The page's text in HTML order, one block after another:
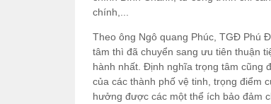
chính,...
Theo ông Ngô quang Phúc, TGĐ Phú
tâm thì đã chuyển sang ưu tiên thuận
hành nhất. Định nghĩa trọng tâm cũng
của các thành phố vệ tinh, trọng điểm
hưởng được các một thể ích bảo đảm